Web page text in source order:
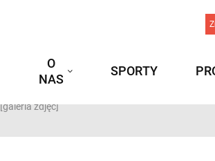
O
NAS
SPORTY
zdjęć]